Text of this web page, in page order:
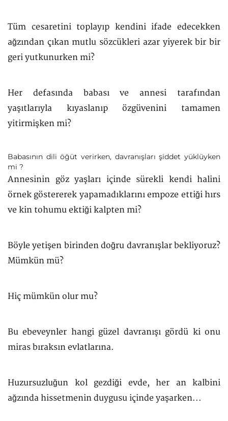
Tüm cesaretini toplayıp kendini ifade edecekken
ağzından çıkan mutlu sözcükleri azar yiyerek bir bir
geri yutkunurken mi?
Her defasında babası ve annesi tarafından
yaşıtlarıyla kıyaslanıp özgüvenini tamamen
yitirmişken mi?
Babasının dili öğüt verirken, davranışları şiddet yüklüyken
mi ?
Annesinin göz yaşları içinde sürekli kendi halini
örnek göstererek yapamadıklarını empoze ettiği hırs
ve kin tohumu ektiği kalpten mi?
Böyle yetişen birinden doğru davranışlar bekliyoruz?
Mümkün mü?
Hiç mümkün olur mu?
Bu ebeveynler hangi güzel davranışı gördü ki onu
miras bıraksın evlatlarına.
Huzursuzluğun kol gezdiği evde, her an kalbini
ağzında hissetmenin duygusu içinde yaşarken...